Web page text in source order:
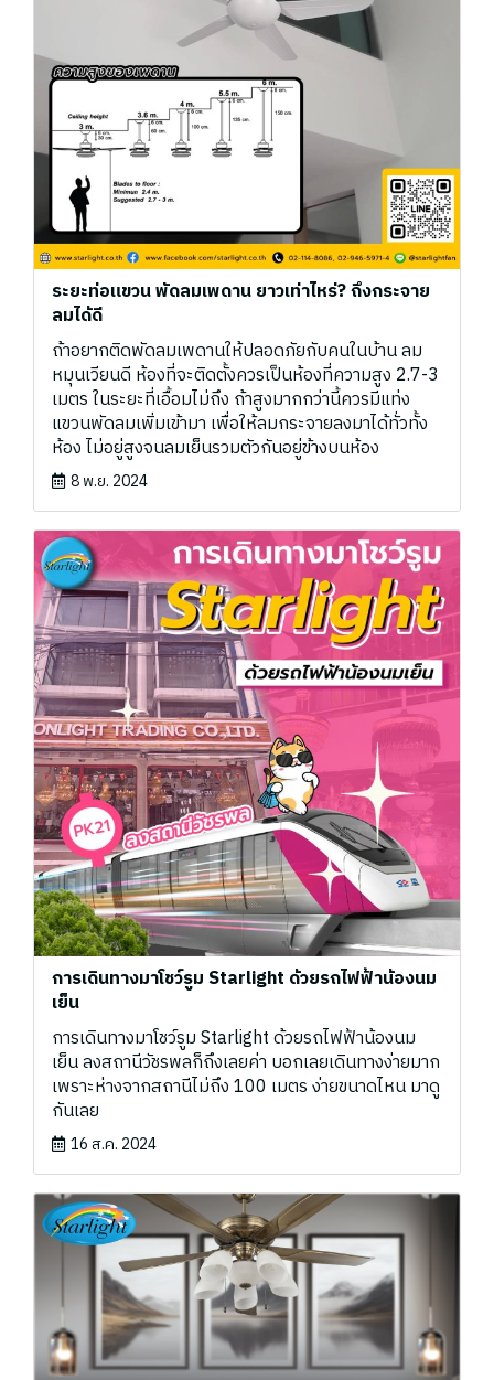
ระยะท่อแขวน พัดลมเพดาน ยาวเท่าไหร่? ถึงกระจาย
ลมได้ดี
ถ้าอยากติดพัดลมเพดานให้ปลอดภัยกับคนในบ้าน ลม
หมุนเวียนดี ห้องที่จะติดตั้งควรเป็นห้องที่ความสูง 2.7-3
เมตร ในระยะที่เอื้อมไม่ถึง ถ้าสูงมากกว่านี้ควรมีแท่ง
แขวนพัดลมเพิ่มเข้ามา เพื่อให้ลมกระจายลงมาได้ทั่วทั้ง
ห้อง ไม่อยู่สูงจนลมเย็นรวมตัวกันอยู่ข้างบนห้อง
8 พ.ย. 2024
การเดินทางมาโชว์รูม Starlight ด้วยรถไฟฟ้าน้องนม
เย็น
การเดินทางมาโชว์รูม Starlight ด้วยรถไฟฟ้าน้องนม
เย็น ลงสถานีวัชรพลก็ถึงเลยค่า บอกเลยเดินทางง่ายมาก
เพราะห่างจากสถานีไม่ถึง 100 เมตร ง่ายขนาดไหน มาดู
กันเลย
16 ส.ค. 2024